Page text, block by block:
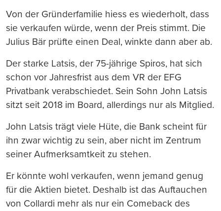
Von der Gründerfamilie hiess es wiederholt, dass
sie verkaufen würde, wenn der Preis stimmt. Die
Julius Bär prüfte einen Deal, winkte dann aber ab.
Der starke Latsis, der 75-jährige Spiros, hat sich
schon vor Jahresfrist aus dem VR der EFG
Privatbank verabschiedet. Sein Sohn John Latsis
sitzt seit 2018 im Board, allerdings nur als Mitglied.
John Latsis trägt viele Hüte, die Bank scheint für
ihn zwar wichtig zu sein, aber nicht im Zentrum
seiner Aufmerksamtkeit zu stehen.
Er könnte wohl verkaufen, wenn jemand genug
für die Aktien bietet. Deshalb ist das Auftauchen
von Collardi mehr als nur ein Comeback des